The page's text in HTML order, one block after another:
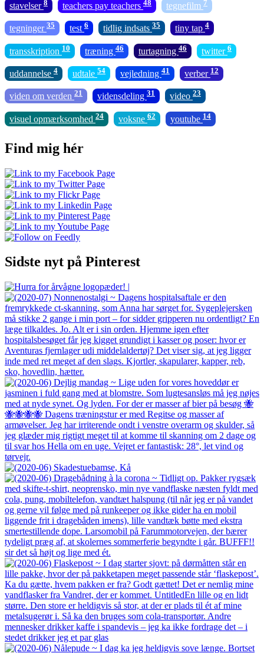
stavelser 8 teachers pay teachers 48 tegnefilm 7
tegninger 35 test 6 tidlig indsats 35 tiny tap 4
transskription 10 træning 46 turtagning 46 twitter 6
uddannelse 4 udtale 54 vejledning 41 verber 12
viden om verden 21 vidensdeling 31 video 23
visuel opmærksomhed 24 voksne 62 youtube 14
Find mig hér
Sidste nyt på Pinterest